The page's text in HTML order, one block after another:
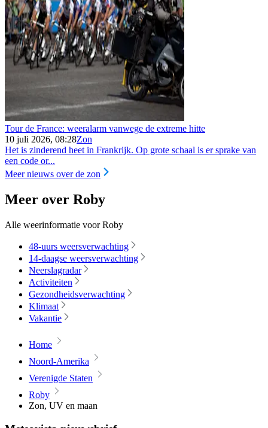
Tour de France: weeralarm vanwege de extreme hitte
10 juli 2026, 08:28Zon
Het is zinderend heet in Frankrijk. Op grote schaal is er sprake van
een code or...
Meer nieuws over de zon
Meer over Roby
Alle weerinformatie voor Roby
48-uurs weersverwachting
14-daagse weersverwachting
Neerslagradar
Activiteiten
Gezondheidsverwachting
Klimaat
Vakantie
Home
Noord-Amerika
Verenigde Staten
Roby
Zon, UV en maan